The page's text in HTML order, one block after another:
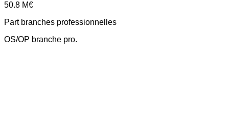
50.8 M€
Part branches professionnelles
OS/OP branche pro.